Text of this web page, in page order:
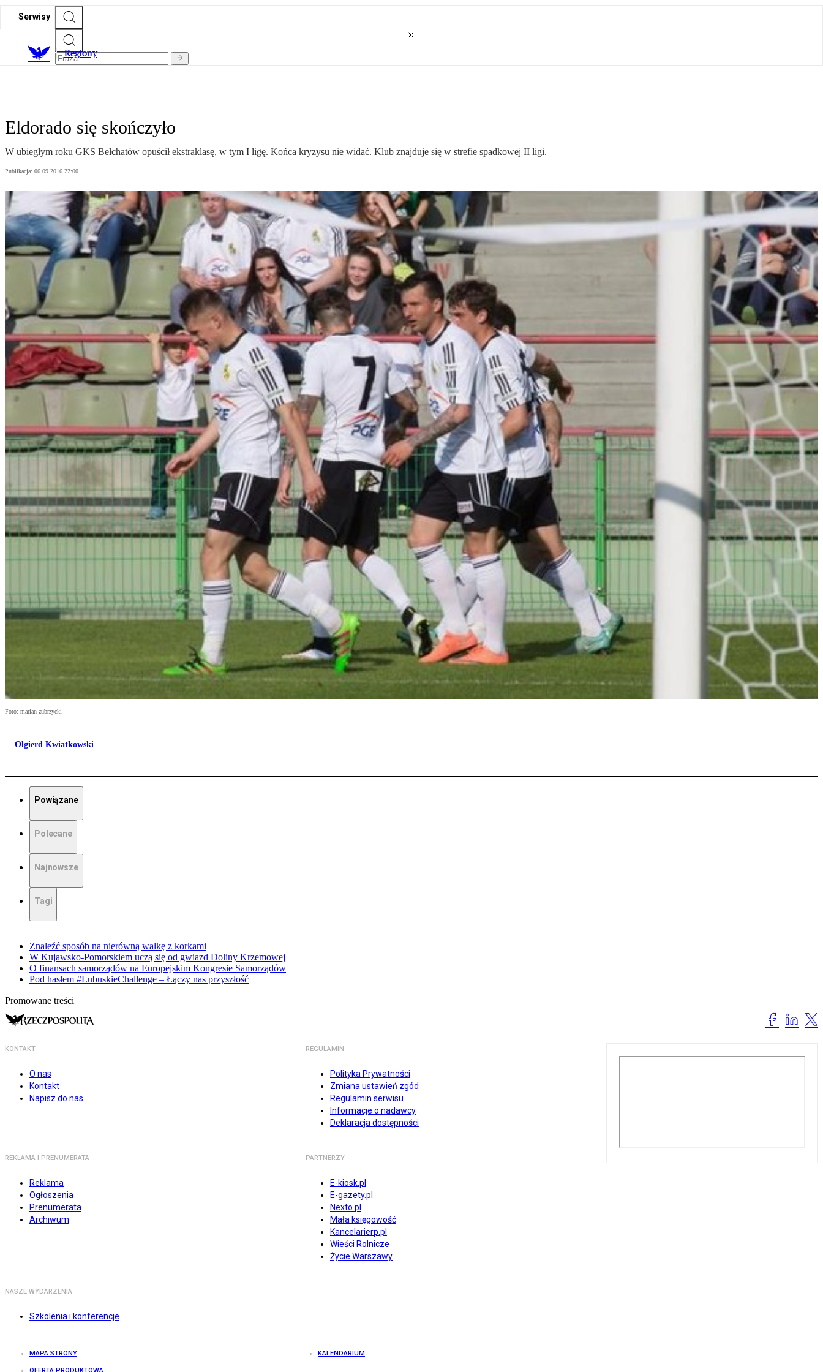
Serwisy
Regiony
Eldorado się skończyło
W ubiegłym roku GKS Bełchatów opuścił ekstraklasę, w tym I ligę. Końca kryzysu nie widać. Klub znajduje się w strefie spadkowej II ligi.
Publikacja: 06.09.2016 22:00
Foto: marian zubrzycki
Olgierd Kwiatkowski
Powiązane
Polecane
Najnowsze
Tagi
Znaleźć sposób na nierówną walkę z korkami
W Kujawsko-Pomorskiem uczą się od gwiazd Doliny Krzemowej
O finansach samorządów na Europejskim Kongresie Samorządów
Pod hasłem #LubuskieChallenge – Łączy nas przyszłość
Promowane treści
KONTAKT
O nas
Kontakt
Napisz do nas
REGULAMIN
Polityka Prywatności
Zmiana ustawień zgód
Regulamin serwisu
Informacje o nadawcy
Deklaracja dostępności
REKLAMA I PRENUMERATA
Reklama
Ogłoszenia
Prenumerata
Archiwum
PARTNERZY
E-kiosk.pl
E-gazety.pl
Nexto.pl
Mała księgowość
Kancelarierp.pl
Wieści Rolnicze
Życie Warszawy
NASZE WYDARZENIA
Szkolenia i konferencje
MAPA STRONY KALENDARIUM